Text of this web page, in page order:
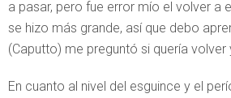
a pasar, pero fue error mío el volver a
se hizo más grande, así que debo
(Caputto) me preguntó si quería volver
En cuanto al nivel del esguince y el